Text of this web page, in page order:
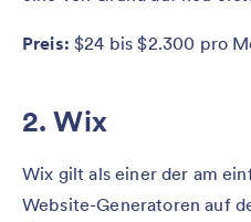
Preis: $24 bis $2.300 pro
2. Wix
Wix gilt als einer der am
Website-Generatoren auf